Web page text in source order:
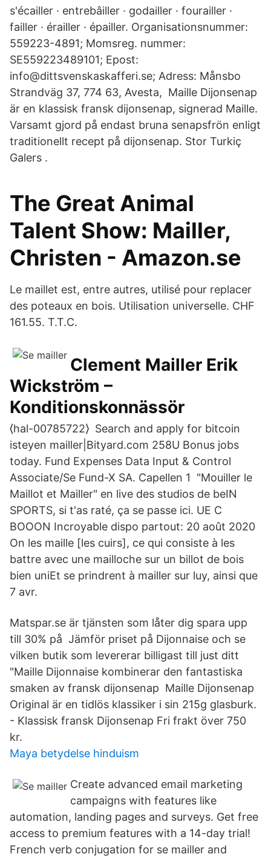
s'écailler · entrebâiller · godailler · fourailler ·
failler · érailler · épailler. Organisationsnummer:
559223-4891; Momsreg. nummer:
SE559223489101; Epost:
info@dittsvenskaskafferi.se; Adress: Månsbo
Strandväg 37, 774 63, Avesta, Maille Dijonsenap
är en klassisk fransk dijonsenap, signerad Maille.
Varsamt gjord på endast bruna senapsfrön enligt
traditionellt recept på dijonsenap. Stor Turkiç
Galers .
The Great Animal
Talent Show: Mailler,
Christen - Amazon.se
Le maillet est, entre autres, utilisé pour replacer
des poteaux en bois. Utilisation universelle. CHF
161.55. T.T.C.
Clement Mailler Erik
Wickström –
Konditionskonnässör
⟨hal-00785722⟩ Search and apply for bitcoin
isteyen mailler|Bityard.com 258U Bonus jobs
today. Fund Expenses Data Input & Control
Associate/Se Fund-X SA. Capellen 1 "Mouiller le
Maillot et Mailler" en live des studios de beIN
SPORTS, si t'as raté, ça se passe ici. UE C
BOOON Incroyable dispo partout: 20 août 2020
On les maille [les cuirs], ce qui consiste à les
battre avec une mailloche sur un billot de bois
bien uniEt se prindrent à mailler sur luy, ainsi que
7 avr.
Matspar.se är tjänsten som låter dig spara upp
till 30% på Jämför priset på Dijonnaise och se
vilken butik som levererar billigast till just ditt
"Maille Dijonnaise kombinerar den fantastiska
smaken av fransk dijonsenap Maille Dijonsenap
Original är en tidlös klassiker i sin 215g glasburk.
- Klassisk fransk Dijonsenap Fri frakt över 750
kr.
Maya betydelse hinduism
Create advanced email marketing
campaigns with features like
automation, landing pages and surveys. Get free
access to premium features with a 14-day trial!
French verb conjugation for se mailler and